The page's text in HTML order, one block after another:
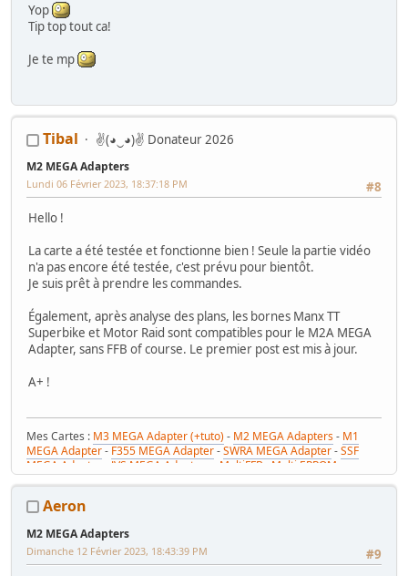
Yop
Tip top tout ca!
Je te mp
Tibal ✌(◕‿◕)✌ Donateur 2026
M2 MEGA Adapters
#8
Lundi 06 Février 2023, 18:37:18 PM
Hello !
La carte a été testée et fonctionne bien ! Seule la partie vidéo
n'a pas encore été testée, c'est prévu pour bientôt.
Je suis prêt à prendre les commandes.
Également, après analyse des plans, les bornes Manx TT
Superbike et Motor Raid sont compatibles pour le M2A MEGA
Adapter, sans FFB of course. Le premier post est mis à jour.
A+ !
Mes Cartes : M3 MEGA Adapter (+tuto) - M2 MEGA Adapters- M1
MEGA Adapter- F355 MEGA Adapter-SWRA MEGA Adapter-SSF
MEGA Adapter
JVS MEGA Adapters
MultiFFB : Multi EPROM pour
Driveboard SEGA-M2toM3-Coin Tower Mini-VR Button Panel
RaceCab Multi sur Initial D
Mes WIP :Fast & Furious Super Bikes
Crisis 4 DX- Pole Position Upright
Aeron
M2 MEGA Adapters
#9
Dimanche 12 Février 2023, 18:43:39 PM